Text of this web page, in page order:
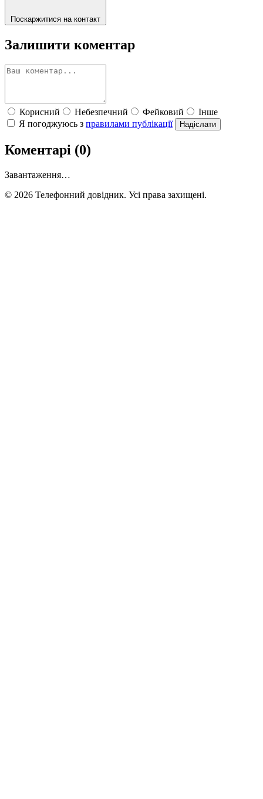
Поскаржитися на контакт
Залишити коментар
Корисний Небезпечний Фейковий
Інше
Я погоджуюсь з правилами публікації Надіслати
Коментарі (0)
Завантаження…
© 2026 Телефонний довідник. Усі права захищені.